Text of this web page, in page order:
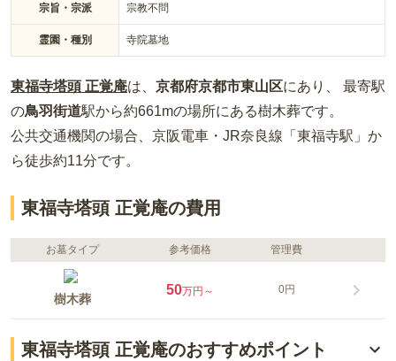
宗旨・宗派 宗教不問
霊園・種別 寺院墓地
東福寺塔頭 正覚庵は、 京都府京都市東山区にあり、 最寄駅
の鳥羽街道駅から約661mの場所にある樹木葬です。
公共交通機関の場合 、京阪電車・JR奈良線「東福寺駅」か
ら徒歩約11分です。
東福寺塔頭 正覚庵の費用
お墓タイプ 参考価格 管理費
樹木葬
50万円～ 0円
東福寺塔頭 正覚庵のおすすめポイント